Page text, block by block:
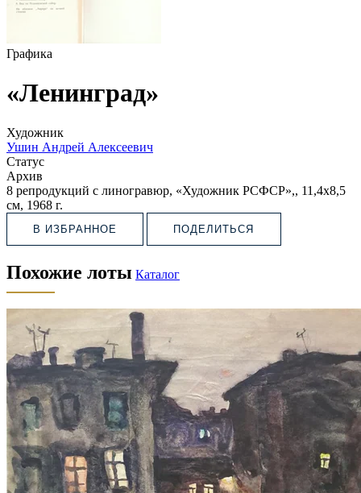
Графика
«Ленинград»
Художник
Ушин Андрей Алексеевич
Статус
Архив
8 репродукций с линогравюр, «Художник РСФСР»,, 11,4х8,5
см, 1968 г.
В ИЗБРАННОЕ ПОДЕЛИТЬСЯ
Похожие лоты Каталог